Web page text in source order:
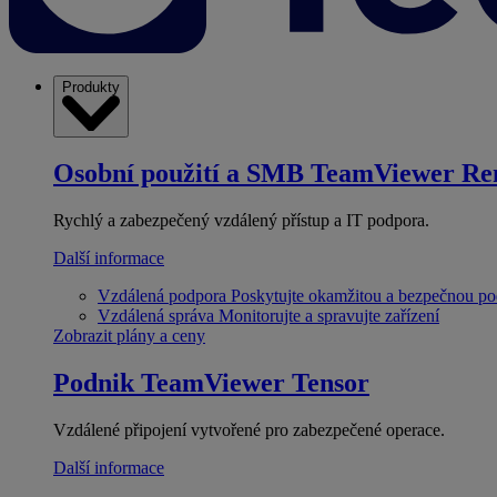
Produkty
Osobní použití a SMB TeamViewer
Rychlý a zabezpečený vzdálený přístup a IT podpora.
Další informace
Vzdálená podpora Poskytujte okamžitou a bezpečnou
Vzdálená správa Monitorujte a spravujte zařízení
Zobrazit plány a ceny
Podnik TeamViewer Tensor
Vzdálené připojení vytvořené pro zabezpečené operace.
Další informace